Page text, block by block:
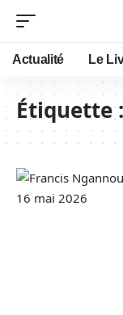
Actualité Le
Étiquette